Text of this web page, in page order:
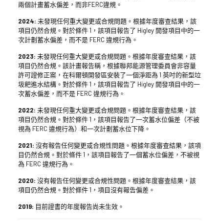
兩個計畫蓄水偏差，而非FERC違規。
2024: 未發現任何重大變更或合規問題。根據年度審查結果，該
項目仍然合規。對於條件 1，該項目報告了 Higley 開發項目中的一
次計劃蓄水偏差，而不是 FERC 違規行為。
2023: 未發現任何重大變更或合規問題。根據年度審查結果，該
項目仍然合規。該計畫報告稱，根據聯邦能源管理委員會非容量
許可證修正案，在科爾頓開發區安裝了一個淨距為 1 英吋的新型垃
圾耙進水結構。對於條件 1，該項目報告了 Higley 開發項目中的一
次蓄水偏差，而不是 FERC 違規行為。
2022: 未發現任何重大變更或合規問題。根據年度審查結果，該
項目仍然合規。對於條件 1，該項目報告了一次蓄水位偏差（不被
視為 FERC 違規行為）和一次計劃蓄水位下降。
2021: 沒有報告任何變更或合規性問題。根據年度審查結果，該項
目仍然合規。對於條件 1，該項目報告了一個蓄水位偏差，不被視
為 FERC 違規行為。
2020: 沒有報告任何變更或合規性問題。根據年度審查結果，該
項目仍然合規。對於條件 1，項目沒有報告偏差。
2019: 目前證書的年度報告尚未生效。